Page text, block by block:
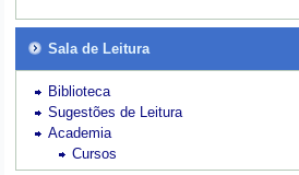
Sala de Leitura
Biblioteca
Sugestões de Leitura
Academia
Cursos